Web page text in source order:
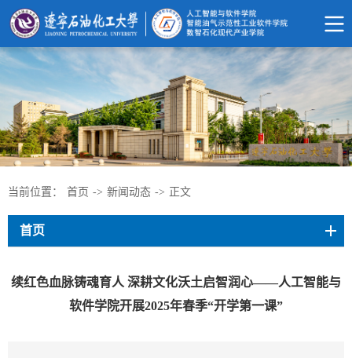
当前位置： 首页 -> 新闻动态 -> 正文
首页
续红色血脉铸魂育人 深耕文化沃土启智润心——人工智能与
软件学院开展2025年春季“开学第一课”